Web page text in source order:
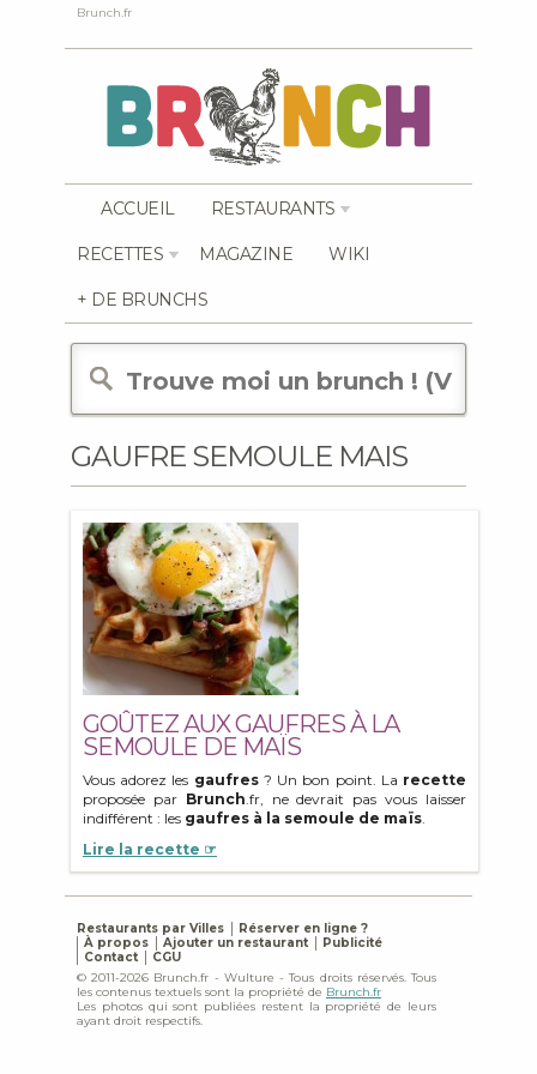
Brunch.fr
ACCUEIL RESTAURANTS
RECETTES MAGAZINE WIKI
+ DE BRUNCHS
GAUFRE SEMOULE MAIS
GOÛTEZ AUX GAUFRES À LA
SEMOULE DE MAÏS
Vous adorez les gaufres? Un bon point. La recette
proposée par Brunch.fr, ne devrait pas vous laisser
indifférent : les gaufres à la semoule de maïs.
Lire la recette ☞
Restaurants par Villes
Réserver en ligne ?
À propos
Ajouter un restaurant
Publicité
Contact
CGU
© 2011-2026 Brunch.fr - Wulture - Tous droits réservés. Tous
les contenus textuels sont la propriété de Brunch.fr
Les photos qui sont publiées restent la propriété de leurs
ayant droit respectifs.